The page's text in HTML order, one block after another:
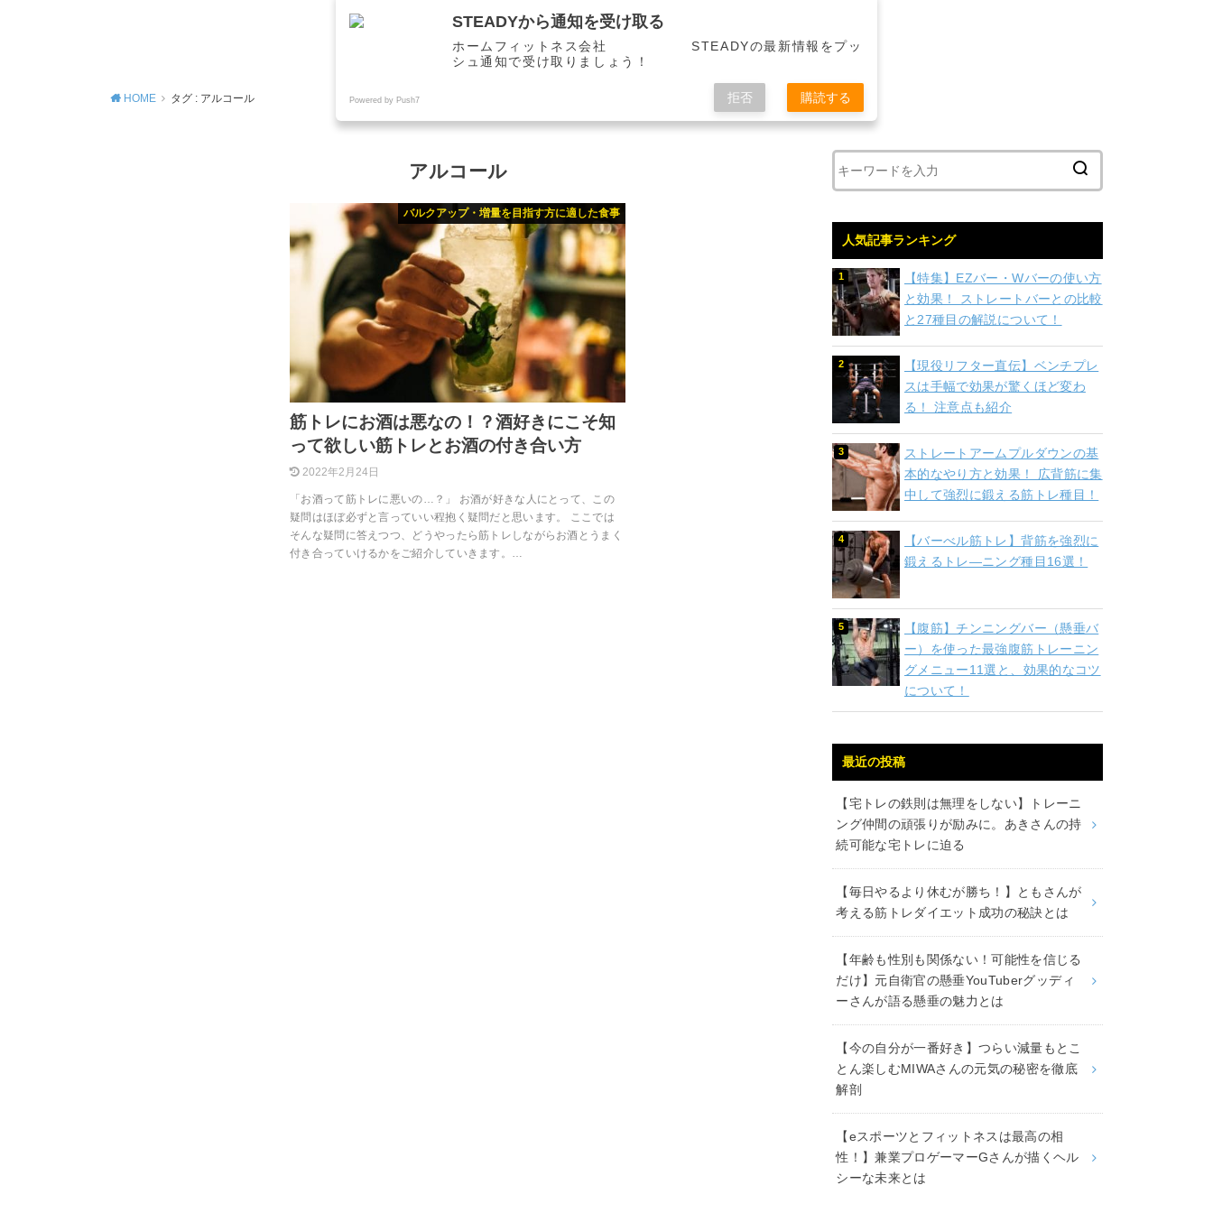
HOME タグ : アルコール
アルコール
バルクアップ・増量を目指す方に適した食事
筋トレにお酒は悪なの！？酒好きにこそ知
って欲しい筋トレとお酒の付き合い方
2022年2月24日
「お酒って筋トレに悪いの…？」 お酒が好きな人にとって、この
疑問はほぼ必ずと言っていい程抱く疑問だと思います。 ここでは
そんな疑問に答えつつ、どうやったら筋トレしながらお酒とうまく
付き合っていけるかをご紹介していきます。…
人気記事ランキング
【特集】EZバー・Wバーの使い方
と効果！ ストレートバーとの比較
と27種目の解説について！
【現役リフター直伝】ベンチプレ
スは手幅で効果が驚くほど変わ
る！ 注意点も紹介
ストレートアームプルダウンの基
本的なやり方と効果！ 広背筋に集
中して強烈に鍛える筋トレ種目！
【バーべル筋トレ】背筋を強烈に
鍛えるトレ―ニング種目16選！
【腹筋】チンニングバー（懸垂バ
ー）を使った最強腹筋トレーニン
グメニュー11選と、効果的なコツ
について！
最近の投稿
【宅トレの鉄則は無理をしない】トレーニ
ング仲間の頑張りが励みに。あきさんの持
続可能な宅トレに迫る
【毎日やるより休むが勝ち！】ともさんが
考える筋トレダイエット成功の秘訣とは
【年齢も性別も関係ない！可能性を信じる
だけ】元自衛官の懸垂YouTuberグッディ
ーさんが語る懸垂の魅力とは
【今の自分が一番好き】つらい減量もとこ
とん楽しむMIWAさんの元気の秘密を徹底
解剖
【eスポーツとフィットネスは最高の相
性！】兼業プロゲーマーGさんが描くヘル
シーな未来とは
STEADYから通知を受け取る
ホームフィットネス会社 STEADYの最新情報をプッ
シュ通知で受け取りましょう！
Powered by Push7 拒否 購読する